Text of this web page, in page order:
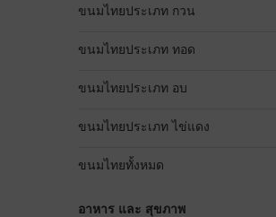
ขนมไทยประเภท กวน
ขนมไทยประเภท ทอด
ขนมไทยประเภท อบ
ขนมไทยประเภท ไข่แดง
ขนมไทยทั้งหมด
อาหาร และ สุขภาพ